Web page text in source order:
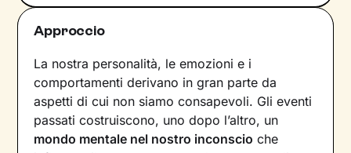
Approccio
La nostra personalità, le emozioni e i
comportamenti derivano in gran parte da
aspetti di cui non siamo consapevoli. Gli eventi
passati costruiscono, uno dopo l’altro, un
mondo mentale nel nostro inconscio che